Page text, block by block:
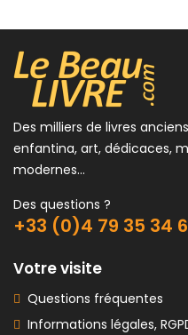
Des milliers de livres
enfantina, art, dédicaces,
modernes...
Des questions ?
+33 (0)4 79 35 34
Votre visite
Questions fréquentes
Informations légales,